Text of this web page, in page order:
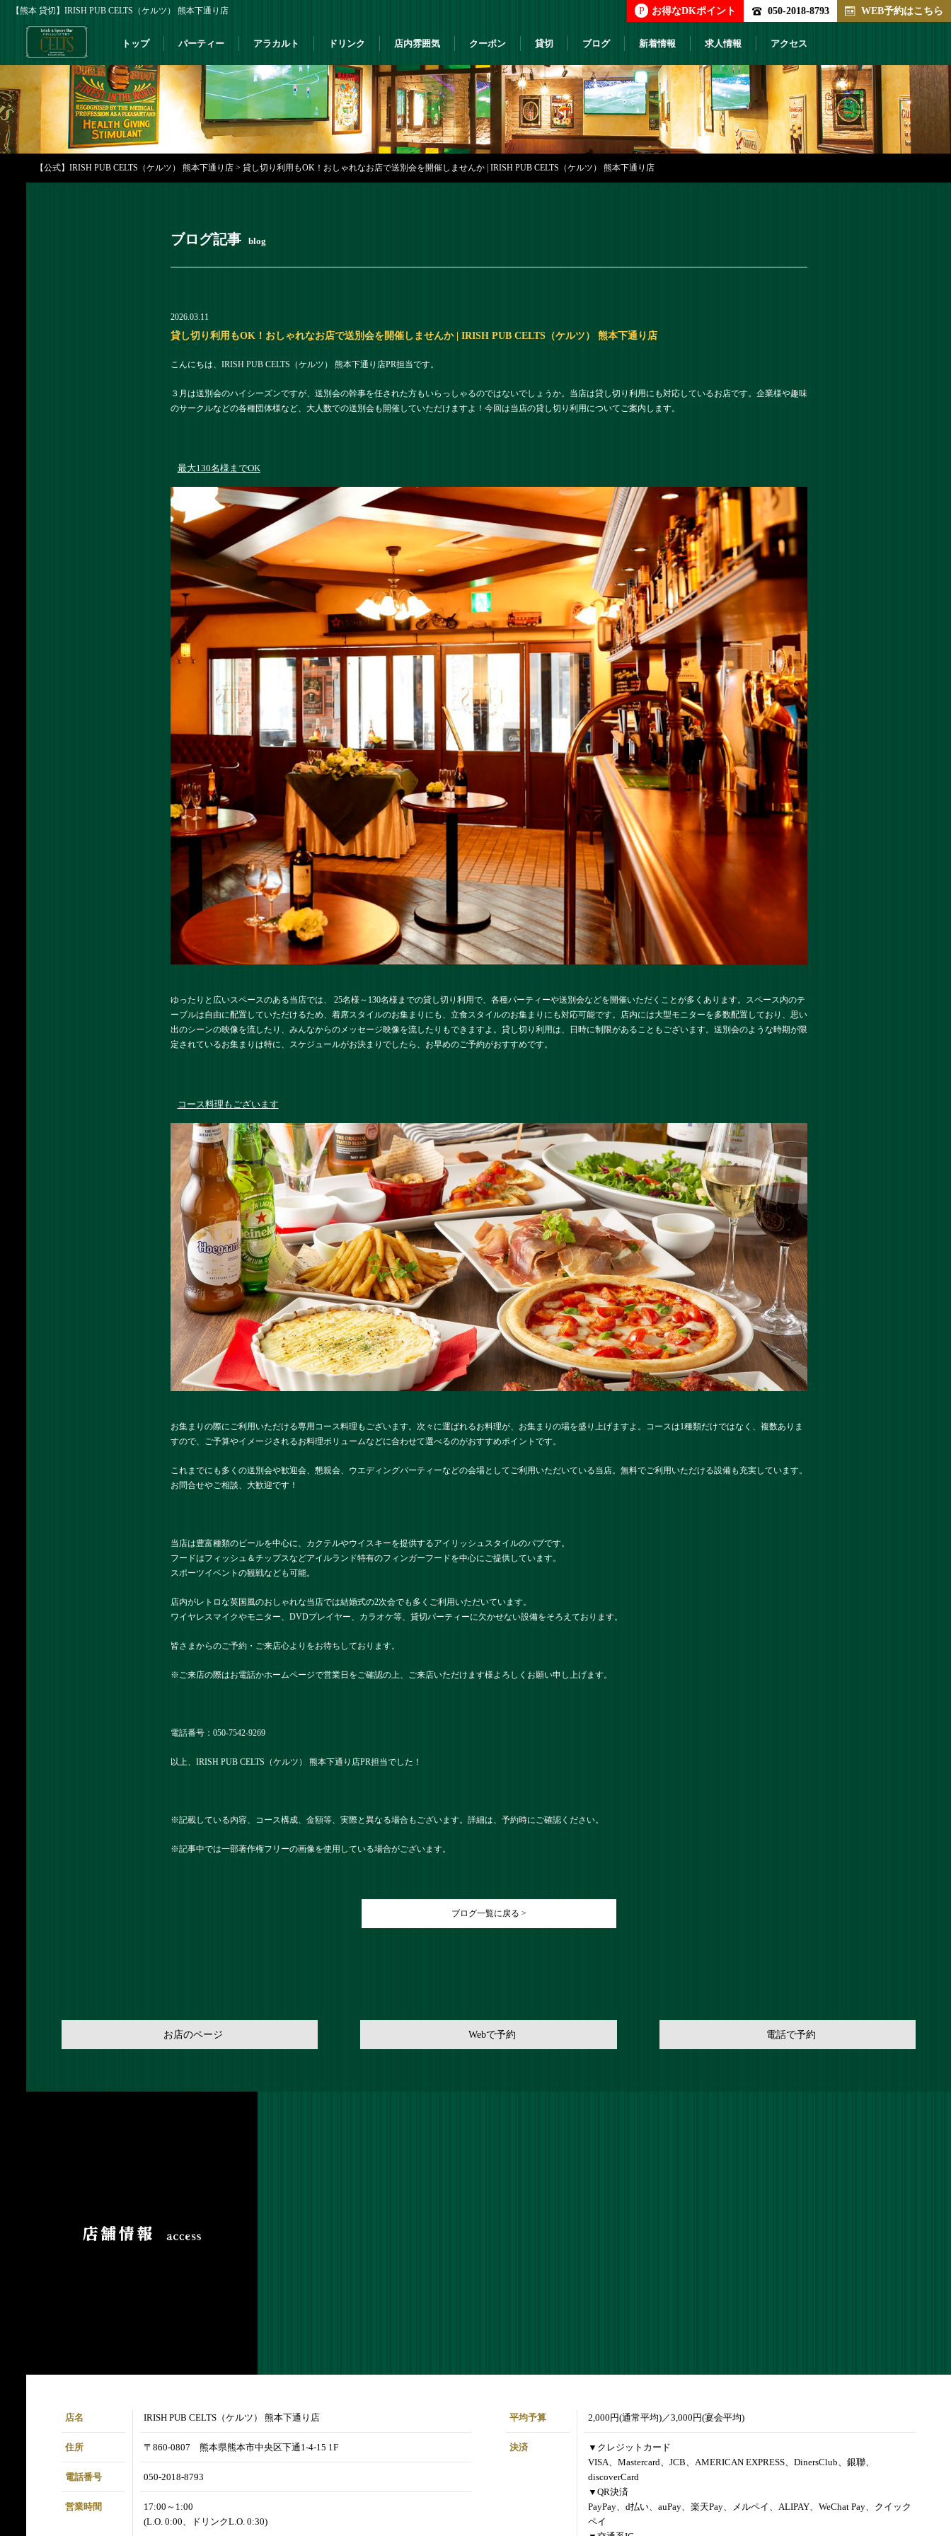
【熊本 貸切】IRISH PUB CELTS（ケルツ） 熊本下通り店 P お得なDKポイント 050-2018-8793 WEB予約はこちら
トップ パーティー アラカルト ドリンク 店内雰囲気 クーポン 貸切 ブログ 新着情報 求人情報 アクセス
【公式】IRISH PUB CELTS（ケルツ） 熊本下通り店 > 貸し切り利用もOK！おしゃれなお店で送別会を開催しませんか | IRISH PUB CELTS（ケルツ） 熊本下通り店
ブログ記事 blog
2026.03.11
貸し切り利用もOK！おしゃれなお店で送別会を開催しませんか | IRISH PUB CELTS（ケルツ） 熊本下通り店
こんにちは、IRISH PUB CELTS（ケルツ） 熊本下通り店PR担当です。
３月は送別会のハイシーズンですが、送別会の幹事を任された方もいらっしゃるのではないでしょうか。当店は貸し切り利用にも対応しているお店です。企業様や趣味
のサークルなどの各種団体様など、大人数での送別会も開催していただけますよ！今回は当店の貸し切り利用についてご案内します。
最大130名様までOK
ゆったりと広いスペースのある当店では、 25名様～130名様までの貸し切り利用で、各種パーティーや送別会などを開催いただくことが多くあります。スペース内のテ
ーブルは自由に配置していただけるため、着席スタイルのお集まりにも、立食スタイルのお集まりにも対応可能です。店内には大型モニターを多数配置しており、思い
出のシーンの映像を流したり、みんなからのメッセージ映像を流したりもできますよ。貸し切り利用は、日時に制限があることもございます。送別会のような時期が限
定されているお集まりは特に、スケジュールがお決まりでしたら、お早めのご予約がおすすめです。
コース料理もございます
お集まりの際にご利用いただける専用コース料理もございます。次々に運ばれるお料理が、お集まりの場を盛り上げますよ。コースは1種類だけではなく、複数ありま
すので、ご予算やイメージされるお料理ボリュームなどに合わせて選べるのがおすすめポイントです。
これまでにも多くの送別会や歓迎会、懇親会、ウエディングパーティーなどの会場としてご利用いただいている当店。無料でご利用いただける設備も充実しています。
お問合せやご相談、大歓迎です！
当店は豊富種類のビールを中心に、カクテルやウイスキーを提供するアイリッシュスタイルのパブです。
フードはフィッシュ＆チップスなどアイルランド特有のフィンガーフードを中心にご提供しています。
スポーツイベントの観戦なども可能。
店内がレトロな英国風のおしゃれな当店では結婚式の2次会でも多くご利用いただいています。
ワイヤレスマイクやモニター、DVDプレイヤー、カラオケ等、貸切パーティーに欠かせない設備をそろえております。
皆さまからのご予約・ご来店心よりをお待ちしております。
※ご来店の際はお電話かホームページで営業日をご確認の上、ご来店いただけます様よろしくお願い申し上げます。
電話番号： 050-7542-9269
以上、IRISH PUB CELTS（ケルツ） 熊本下通り店PR担当でした！
※記載している内容、コース構成、金額等、実際と異なる場合もございます。詳細は、予約時にご確認ください。
※記事中では一部著作権フリーの画像を使用している場合がございます。
ブログ一覧に戻る >
お店のページ Webで予約 電話で予約
店名 IRISH PUB CELTS（ケルツ） 熊本下通り店
住所 〒860-0807 熊本県熊本市中央区下通1-4-15 1F
電話番号 050-2018-8793
営業時間
17:00～1:00
(L.O. 0:00、ドリンクL.O. 0:30)
平均予算 2,000円(通常平均)／3,000円(宴会平均)
決済
▼クレジットカード
VISA、Mastercard、JCB、AMERICAN EXPRESS、DinersClub、銀聯、
discoverCard
▼QR決済
PayPay、d払い、auPay、楽天Pay、メルペイ、ALIPAY、WeChat Pay、クイック
ペイ